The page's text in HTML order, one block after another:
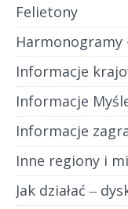
Felietony
Harmonogramy
Informacje
Informacje
Informacje
Inne regiony i
Jak działać ‒